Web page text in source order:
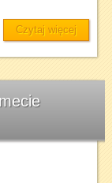
Czytaj więcej